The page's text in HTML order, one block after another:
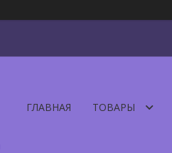
ГЛАВНАЯ ТОВАРЫ